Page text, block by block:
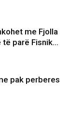
me Fjolla
parë Fisnik...
pak perberes